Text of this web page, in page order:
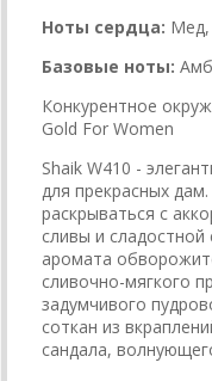
Ноты сердца: Мед,
Базовые ноты:
Конкурентное
Gold For Women
Shaik W410 -
для прекрасных
раскрываться с
сливы и
аромата
сливочно-мягкого
задумчивого
соткан из
сандала,